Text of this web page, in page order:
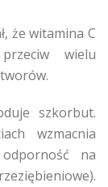
że witamina C
wielu
szkorbut.
wzmacnia
na